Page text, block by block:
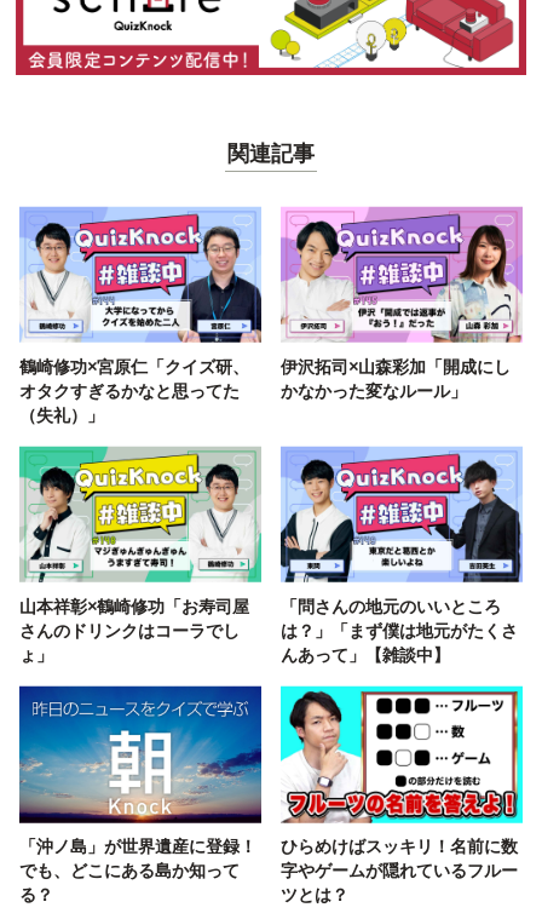
関連記事
鶴崎修功×宮原仁「クイズ研、
オタクすぎるかなと思ってた
（失礼）」
伊沢拓司×山森彩加「開成にし
かなかった変なルール」
山本祥彰×鶴崎修功「お寿司屋
さんのドリンクはコーラでし
ょ」
「問さんの地元のいいところ
は？」「まず僕は地元がたくさ
んあって」【雑談中】
「沖ノ島」が世界遺産に登録！
でも、どこにある島か知って
る？
ひらめけばスッキリ！名前に数
字やゲームが隠れているフルー
ツとは？